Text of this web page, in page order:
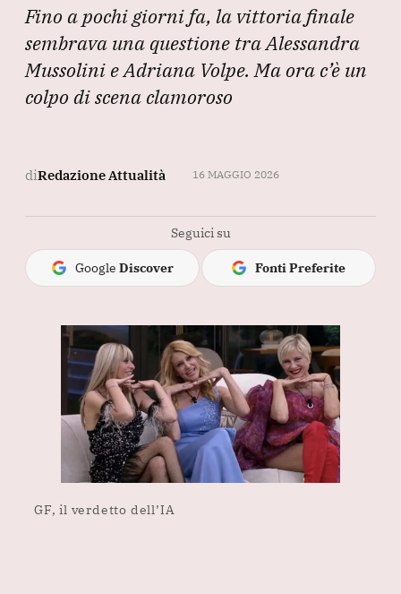
Fino a pochi giorni fa, la vittoria finale
sembrava una questione tra Alessandra
Mussolini e Adriana Volpe. Ma ora c’è un
colpo di scena clamoroso
diRedazione Attualità 16 MAGGIO 2026
Seguici su
Google Discover Fonti Preferite
GF, il verdetto dell’IA